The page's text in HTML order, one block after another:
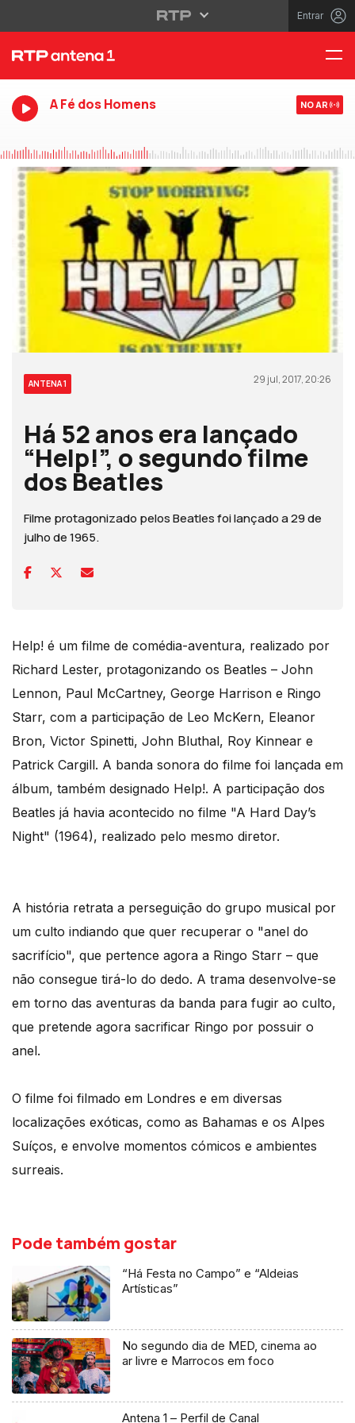
Entrar
A Fé dos Homens NO AR
ANTENA 1 29 jul, 2017, 20:26
Há 52 anos era lançado
“Help!”, o segundo filme
dos Beatles
Filme protagonizado pelos Beatles foi lançado a 29 de
julho de 1965.
Help! é um filme de comédia-aventura, realizado por
Richard Lester, protagonizando os Beatles – John
Lennon, Paul McCartney, George Harrison e Ringo
Starr, com a participação de Leo McKern, Eleanor
Bron, Victor Spinetti, John Bluthal, Roy Kinnear e
Patrick Cargill. A banda sonora do filme foi lançada em
álbum, também designado Help!. A participação dos
Beatles já havia acontecido no filme "A Hard Day’s
Night" (1964), realizado pelo mesmo diretor.
A história retrata a perseguição do grupo musical por
um culto indiando que quer recuperar o "anel do
sacrifício", que pertence agora a Ringo Starr – que
não consegue tirá-lo do dedo. A trama desenvolve-se
em torno das aventuras da banda para fugir ao culto,
que pretende agora sacrificar Ringo por possuir o
anel.
O filme foi filmado em Londres e em diversas
localizações exóticas, como as Bahamas e os Alpes
Suíços, e envolve momentos cómicos e ambientes
surreais.
Pode também gostar
“Há Festa no Campo” e “Aldeias
Artísticas”
No segundo dia de MED, cinema ao
ar livre e Marrocos em foco
Antena 1 – Perfil de Canal